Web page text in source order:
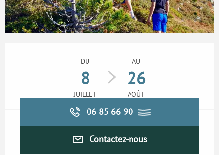
DU
8
JUILLET
AU
26
AOÛT
06 85 66 90 ▒▒
Contactez-nous